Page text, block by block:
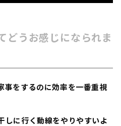
どうお感じになられま
事をするのに効率を一番重視
しに行く動線をやりやすいよ